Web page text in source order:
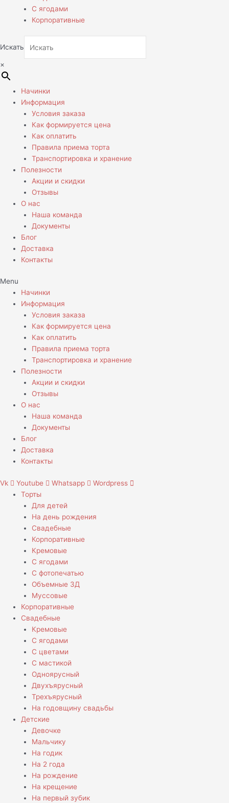
С ягодами
Корпоративные
Искать
×
Начинки
Информация
Условия заказа
Как формируется цена
Как оплатить
Правила приема торта
Транспортировка и хранение
Полезности
Акции и скидки
Отзывы
О нас
Наша команда
Документы
Блог
Доставка
Контакты
Menu
Начинки
Информация
Условия заказа
Как формируется цена
Как оплатить
Правила приема торта
Транспортировка и хранение
Полезности
Акции и скидки
Отзывы
О нас
Наша команда
Документы
Блог
Доставка
Контакты
Vk Youtube Whatsapp
Wordpress
Торты
Для детей
На день рождения
Свадебные
Корпоративные
Кремовые
С ягодами
С фотопечатью
Объемные 3Д
Муссовые
Корпоративные
Свадебные
Кремовые
С ягодами
С цветами
С мастикой
Одноярусный
Двухъярусный
Трехъярусный
На годовщину свадьбы
Детские
Девочке
Мальчику
На годик
На 2 года
На рождение
На крещение
На первый зубик